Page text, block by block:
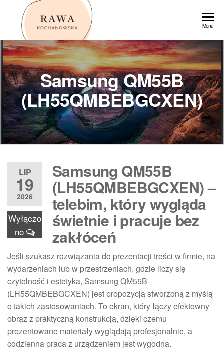
Przejdź
Menu
Samsung QM55B
(LH55QMBEBGCXEN)
LIP
19
2026
Wyłączo
no
Samsung QM55B
(LH55QMBEBGCXEN) –
telebim, który wygląda
świetnie i pracuje bez
zakłóceń
Jeśli szukasz rozwiązania do prezentacji treści w firmie, na
wydarzeniach lub w przestrzeniach, gdzie liczy się
czytelność i estetyka, Samsung QM55B
(LH55QMBEBGCXEN) jest propozycją stworzoną z myślą
o takich zastosowaniach. To ekran, który łączy efektowny
obraz z praktyczną konstrukcją, dzięki czemu
prezentowane materiały wyglądają profesjonalnie, a
codzienna praca z urządzeniem jest wygodna.